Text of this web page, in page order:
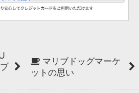
マリブドッグマーケ
ットの思い